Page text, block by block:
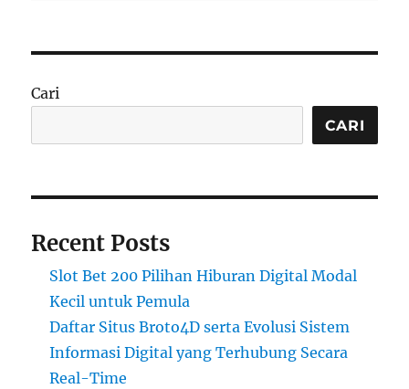
Cari
CARI
Recent Posts
Slot Bet 200 Pilihan Hiburan Digital Modal
Kecil untuk Pemula
Daftar Situs Broto4D serta Evolusi Sistem
Informasi Digital yang Terhubung Secara
Real-Time